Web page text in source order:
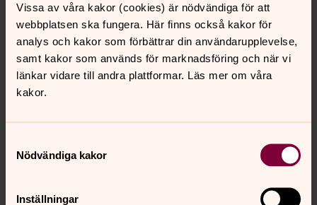
Vissa av våra kakor (cookies) är nödvändiga för att
webbplatsen ska fungera. Här finns också kakor för
analys och kakor som förbättrar din användarupplevelse,
samt kakor som används för marknadsföring och när vi
länkar vidare till andra plattformar. Läs mer om våra
kakor.
Nödvändiga kakor
Inställningar
Varmt välkommen på högmässa!
Senast ändrad 16 augusti 2021
innehåll?